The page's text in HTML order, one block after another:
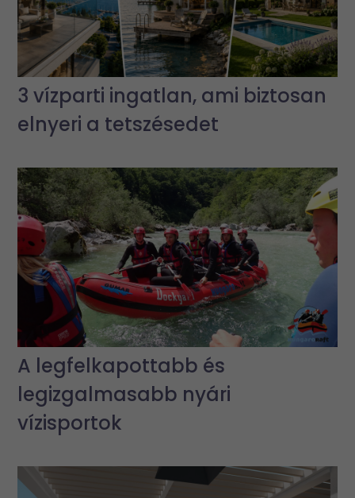
3 vízparti ingatlan, ami biztosan
elnyeri a tetszésedet
A legfelkapottabb és
legizgalmasabb nyári
vízisportok